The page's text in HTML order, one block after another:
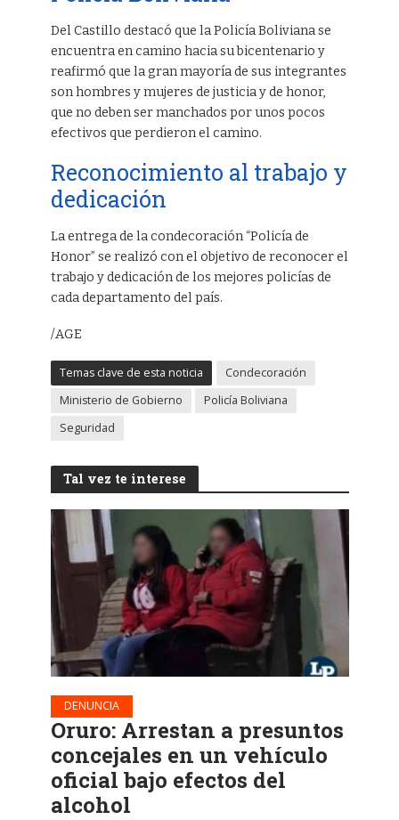
Del Castillo destacó que la Policía Boliviana se
encuentra en camino hacia su bicentenario y
reafirmó que la gran mayoría de sus integrantes
son hombres y mujeres de justicia y de honor,
que no deben ser manchados por unos pocos
efectivos que perdieron el camino.
Reconocimiento al trabajo y
dedicación
La entrega de la condecoración “Policía de
Honor” se realizó con el objetivo de reconocer el
trabajo y dedicación de los mejores policías de
cada departamento del país.
/AGE
Temas clave de esta noticia
Condecoración
Ministerio de Gobierno
Policía Boliviana
Seguridad
Tal vez te interese
DENUNCIA
Oruro: Arrestan a presuntos
concejales en un vehículo
oficial bajo efectos del
alcohol